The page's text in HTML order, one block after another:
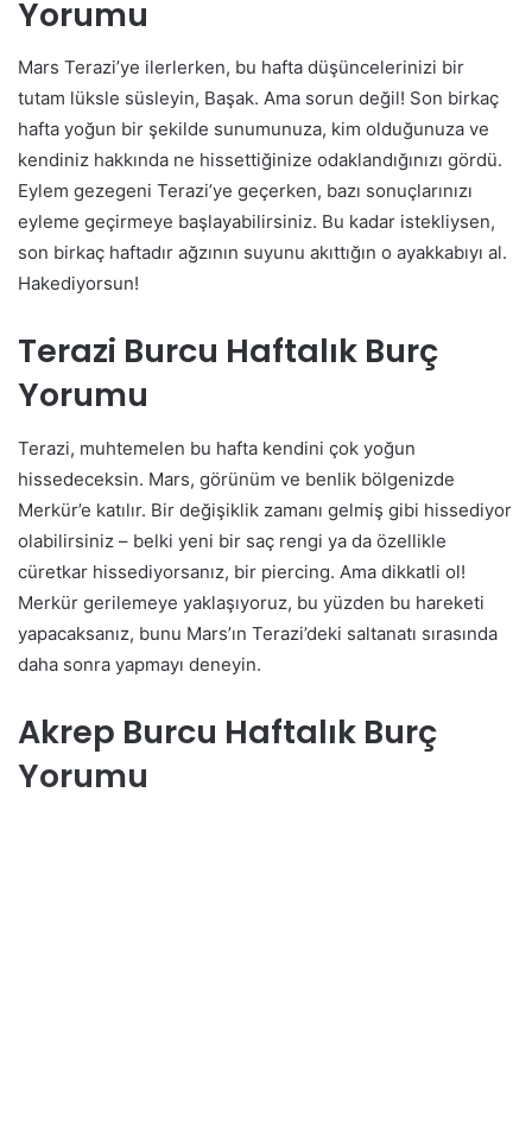
Yorumu
Mars Terazi’ye ilerlerken, bu hafta düşüncelerinizi bir
tutam lüksle süsleyin, Başak. Ama sorun değil! Son birkaç
hafta yoğun bir şekilde sunumunuza, kim olduğunuza ve
kendiniz hakkında ne hissettiğinize odaklandığınızı gördü.
Eylem gezegeni Terazi’ye geçerken, bazı sonuçlarınızı
eyleme geçirmeye başlayabilirsiniz. Bu kadar istekliysen,
son birkaç haftadır ağzının suyunu akıttığın o ayakkabıyı al.
Hakediyorsun!
Terazi Burcu Haftalık Burç
Yorumu
Terazi, muhtemelen bu hafta kendini çok yoğun
hissedeceksin. Mars, görünüm ve benlik bölgenizde
Merkür’e katılır. Bir değişiklik zamanı gelmiş gibi hissediyor
olabilirsiniz – belki yeni bir saç rengi ya da özellikle
cüretkar hissediyorsanız, bir piercing. Ama dikkatli ol!
Merkür gerilemeye yaklaşıyoruz, bu yüzden bu hareketi
yapacaksanız, bunu Mars’ın Terazi’deki saltanatı sırasında
daha sonra yapmayı deneyin.
Akrep Burcu Haftalık Burç
Yorumu